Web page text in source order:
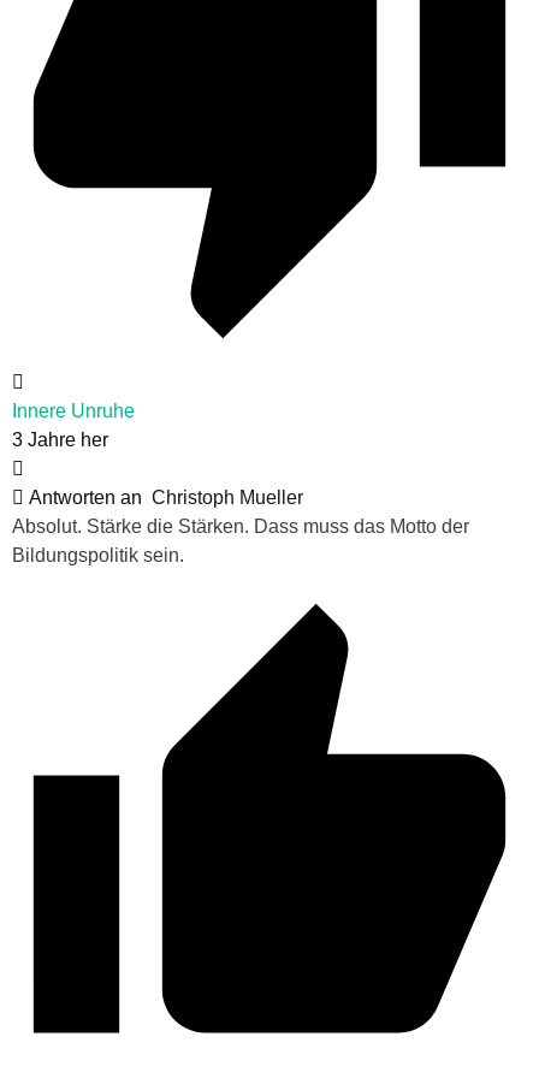
Innere Unruhe
3 Jahre her
Antworten an Christoph Mueller
Absolut. Stärke die Stärken. Dass muss das Motto der
Bildungspolitik sein.